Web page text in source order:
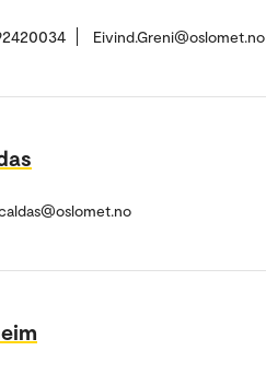
Eivind.Greni@oslomet.no